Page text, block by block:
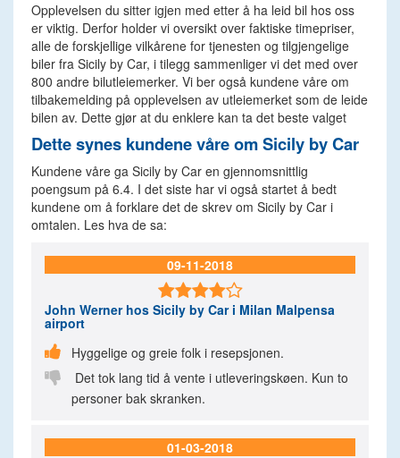
Opplevelsen du sitter igjen med etter å ha leid bil hos oss
er viktig. Derfor holder vi oversikt over faktiske timepriser,
alle de forskjellige vilkårene for tjenesten og tilgjengelige
biler fra Sicily by Car, i tilegg sammenliger vi det med over
800 andre bilutleiemerker. Vi ber også kundene våre om
tilbakemelding på opplevelsen av utleiemerket som de leide
bilen av. Dette gjør at du enklere kan ta det beste valget
Dette synes kundene våre om Sicily by Car
Kundene våre ga Sicily by Car en gjennomsnittlig
poengsum på 6.4. I det siste har vi også startet å bedt
kundene om å forklare det de skrev om Sicily by Car i
omtalen. Les hva de sa:
09-11-2018

John Wernerhos Sicily by Car i Milan Malpensa
airport

Hyggelige og greie folk i resepsjonen.

Det tok lang tid å vente i utleveringskøen. Kun to
personer bak skranken.
01-03-2018